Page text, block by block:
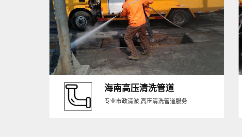
海南高压清洗管道
专业市政清淤,高压清洗管道服务